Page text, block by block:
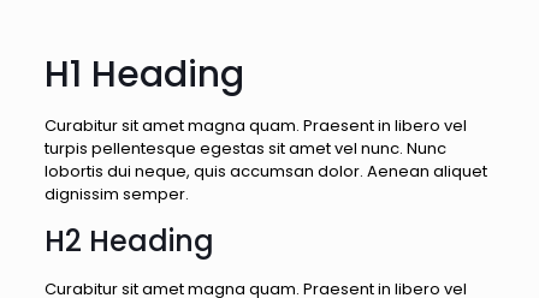
H1 Heading
Curabitur sit amet magna quam. Praesent in libero vel
turpis pellentesque egestas sit amet vel nunc. Nunc
lobortis dui neque, quis accumsan dolor. Aenean aliquet
dignissim semper.
H2 Heading
Curabitur sit amet magna quam. Praesent in libero vel